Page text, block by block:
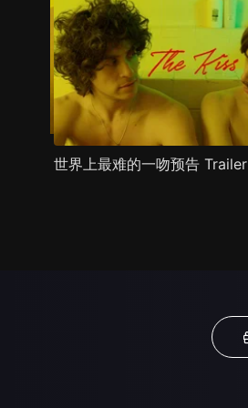
世界上最难的一吻预告 Trailer